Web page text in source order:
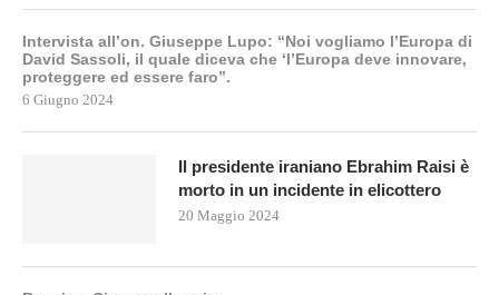
Intervista all’on. Giuseppe Lupo: “Noi vogliamo l’Europa di
David Sassoli, il quale diceva che ‘l’Europa deve innovare,
proteggere ed essere faro”.
6 Giugno 2024
Il presidente iraniano Ebrahim Raisi è
morto in un incidente in elicottero
20 Maggio 2024